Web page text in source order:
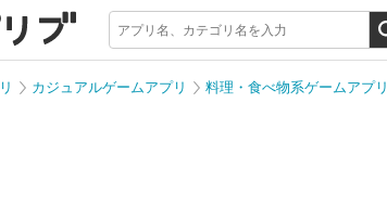
カジュアルゲームアプリ 料理・食べ物系ゲームアプリ